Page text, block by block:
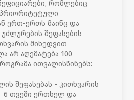
რომლებიც
პრიორიტეტული
ერთ-ერთს მაინც და
შეფასების
მიხედვით
არ აღემატება 100
ითვალისწინებს:
შეფასებას - კითხვარის
6 თვეში ერთხელ და